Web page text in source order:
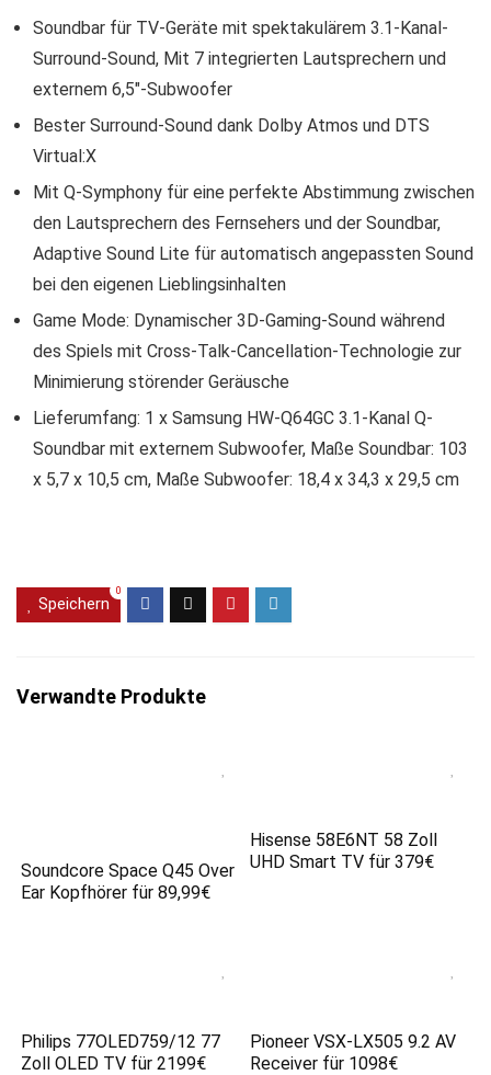
Soundbar für TV-Geräte mit spektakulärem 3.1-Kanal-
Surround-Sound, Mit 7 integrierten Lautsprechern und
externem 6,5″-Subwoofer
Bester Surround-Sound dank Dolby Atmos und DTS
Virtual:X
Mit Q-Symphony für eine perfekte Abstimmung zwischen
den Lautsprechern des Fernsehers und der Soundbar,
Adaptive Sound Lite für automatisch angepassten Sound
bei den eigenen Lieblingsinhalten
Game Mode: Dynamischer 3D-Gaming-Sound während
des Spiels mit Cross-Talk-Cancellation-Technologie zur
Minimierung störender Geräusche
Lieferumfang: 1 x Samsung HW-Q64GC 3.1-Kanal Q-
Soundbar mit externem Subwoofer, Maße Soundbar: 103
x 5,7 x 10,5 cm, Maße Subwoofer: 18,4 x 34,3 x 29,5 cm
Speichern
0
Verwandte Produkte
Soundcore Space Q45 Over
Ear Kopfhörer für 89,99€
Hisense 58E6NT 58 Zoll
UHD Smart TV für 379€
Philips 77OLED759/12 77
Zoll OLED TV für 2199€
Pioneer VSX-LX505 9.2 AV
Receiver für 1098€